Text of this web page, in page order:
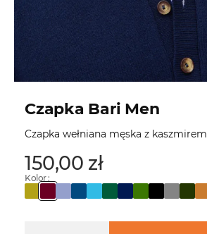
Czapka Bari Men
Czapka wełniana męska z kaszmirem
150,00 zł
Kolor :